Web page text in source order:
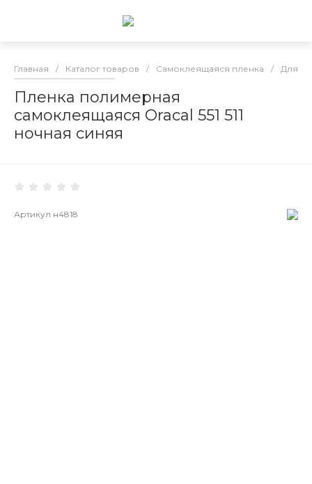
Главная / Каталог товаров / Самоклеящаяся пленка / Для
Пленка полимерная
самоклеящаяся Oracal 551 511
ночная синяя
Артикул н4818